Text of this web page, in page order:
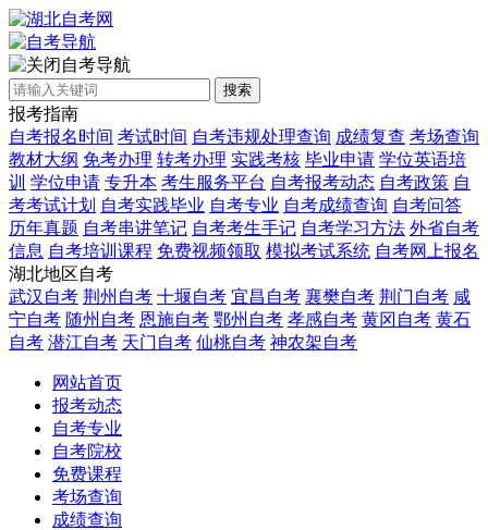
自考导航
搜索
报考指南
自考报名时间 考试时间 自考违规处理查询 成绩复查 考场查询
教材大纲 免考办理 转考办理 实践考核 毕业申请 学位英语培
训 学位申请 专升本 考生服务平台 自考报考动态 自考政策 自
考考试计划 自考实践毕业 自考专业 自考成绩查询 自考问答
历年真题 自考串讲笔记 自考考生手记 自考学习方法 外省自考
信息 自考培训课程 免费视频领取 模拟考试系统 自考网上报名
湖北地区自考
武汉自考 荆州自考 十堰自考 宜昌自考 襄樊自考 荆门自考 咸
宁自考 随州自考 恩施自考 鄂州自考 孝感自考 黄冈自考 黄石
自考 潜江自考 天门自考 仙桃自考 神农架自考
网站首页
报考动态
自考专业
自考院校
免费课程
考场查询
成绩查询